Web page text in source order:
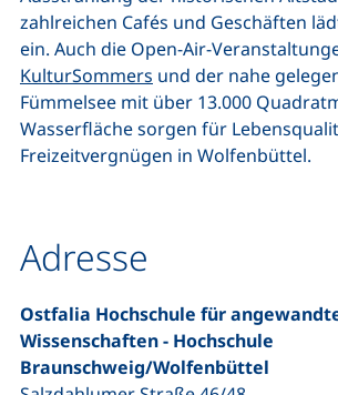
zahlreichen Cafés und Geschäften
ein. Auch die Open-Air-
KulturSommers (externer Link, öffnet
und der nahe
Fümmelsee mit über 13.000
Wasserfläche sorgen für
Freizeitvergnügen in Wolfenbüttel.
Adresse
Ostfalia Hochschule für
Wissenschaften - Hochschule
Braunschweig/Wolfenbüttel